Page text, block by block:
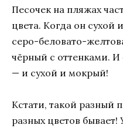
Песочек на пляжах
цвета. Когда он сухой
серо-беловато-
чёрный с оттенками.
— и сухой и мокрый!
Кстати, такой разный
разных цветов